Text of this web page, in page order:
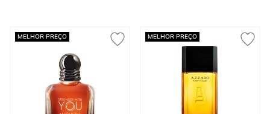
MELHOR PREÇO MELHOR PREÇO